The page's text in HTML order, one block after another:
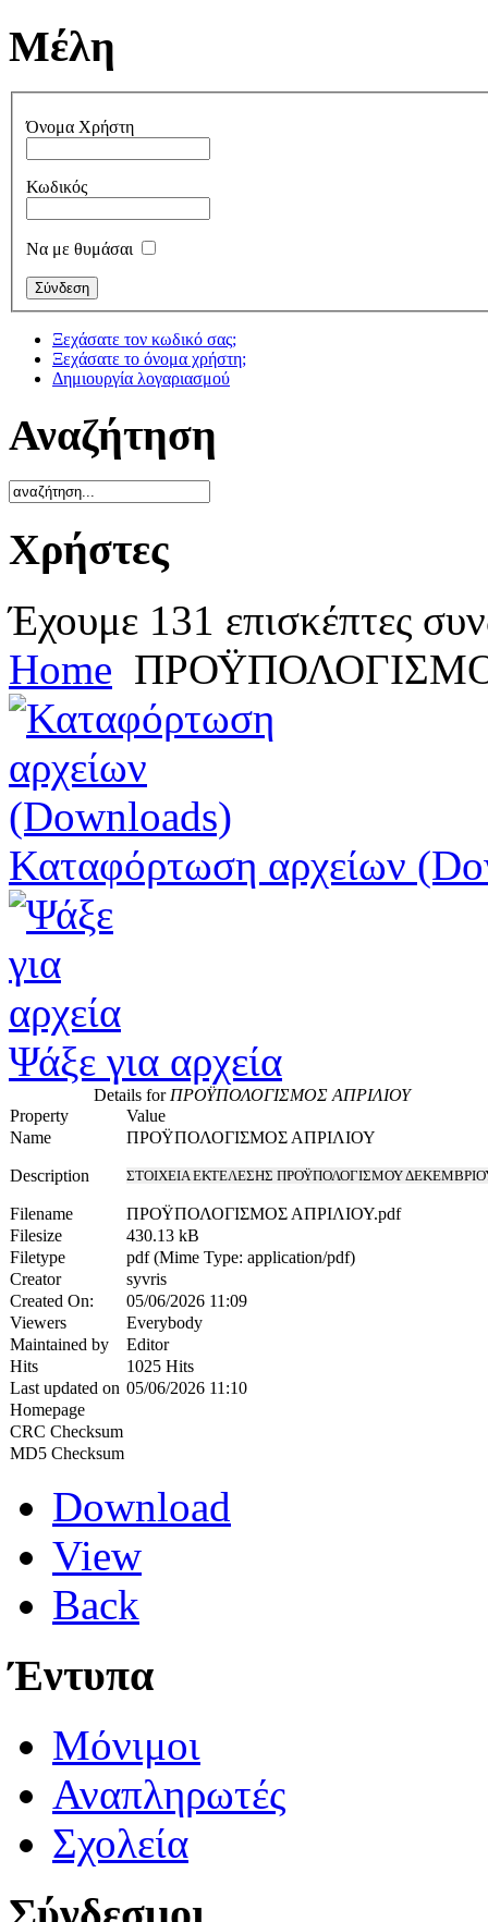
Μέλη
Όνομα Χρήστη
Κωδικός
Να με θυμάσαι
Ξεχάσατε τον κωδικό σας;
Ξεχάσατε το όνομα χρήστη;
Δημιουργία λογαριασμού
Αναζήτηση
Χρήστες
Έχουμε 131 επισκέπτες
Home
Καταφόρτωση αρχείων
Ψάξε για αρχεία
Details forΠΡΟΫΠΟΛΟΓΙΣΜΟΣ ΑΠΡΙΛΙΟΥ
Property
Value
Name
ΠΡΟΫΠΟΛΟΓΙΣΜΟΣ ΑΠΡΙΛΙΟΥ
Description ΣΤΟΙΧΕΙΑ ΕΚΤΕΛΕΣΗΣ ΠΡΟΫΠΟΛΟΓΙΣΜΟΥ
Filename
ΠΡΟΫΠΟΛΟΓΙΣΜΟΣ ΑΠΡΙΛΙΟΥ.pdf
Filesize
430.13 kB
Filetype
pdf (Mime Type: application/pdf)
Creator
syvris
Created On:
05/06/2026 11:09
Viewers
Everybody
Maintained by
Editor
Hits
1025 Hits
Last updated on 05/06/2026 11:10
Homepage
CRC Checksum
MD5 Checksum
Download
View
Back
Έντυπα
Μόνιμοι
Αναπληρωτές
Σχολεία